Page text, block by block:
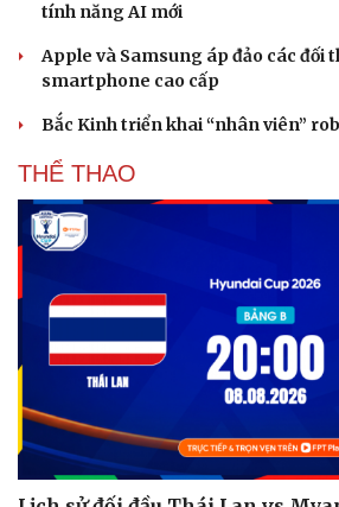
tính năng AI mới
Apple và Samsung áp đảo các đối
smartphone cao cấp
Bắc Kinh triển khai “nhân viên”
THỂ THAO